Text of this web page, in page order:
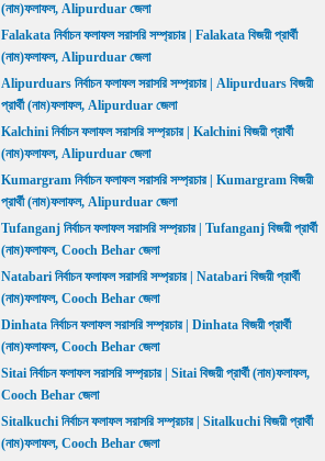
(নাম)ফলাফল, Alipurduar জেলা
Falakata নির্বাচন ফলাফল সরাসরি সম্প্রচার | Falakata বিজয়ী প্রার্থী
(নাম)ফলাফল, Alipurduar জেলা
Alipurduars নির্বাচন ফলাফল সরাসরি সম্প্রচার | Alipurduars বিজয়ী
প্রার্থী (নাম)ফলাফল, Alipurduar জেলা
Kalchini নির্বাচন ফলাফল সরাসরি সম্প্রচার | Kalchini বিজয়ী প্রার্থী
(নাম)ফলাফল, Alipurduar জেলা
Kumargram নির্বাচন ফলাফল সরাসরি সম্প্রচার | Kumargram বিজয়ী
প্রার্থী (নাম)ফলাফল, Alipurduar জেলা
Tufanganj নির্বাচন ফলাফল সরাসরি সম্প্রচার | Tufanganj বিজয়ী প্রার্থী
(নাম)ফলাফল, Cooch Behar জেলা
Natabari নির্বাচন ফলাফল সরাসরি সম্প্রচার | Natabari বিজয়ী প্রার্থী
(নাম)ফলাফল, Cooch Behar জেলা
Dinhata নির্বাচন ফলাফল সরাসরি সম্প্রচার | Dinhata বিজয়ী প্রার্থী
(নাম)ফলাফল, Cooch Behar জেলা
Sitai নির্বাচন ফলাফল সরাসরি সম্প্রচার | Sitai বিজয়ী প্রার্থী (নাম)ফলাফল,
Cooch Behar জেলা
Sitalkuchi নির্বাচন ফলাফল সরাসরি সম্প্রচার | Sitalkuchi বিজয়ী প্রার্থী
(নাম)ফলাফল, Cooch Behar জেলা